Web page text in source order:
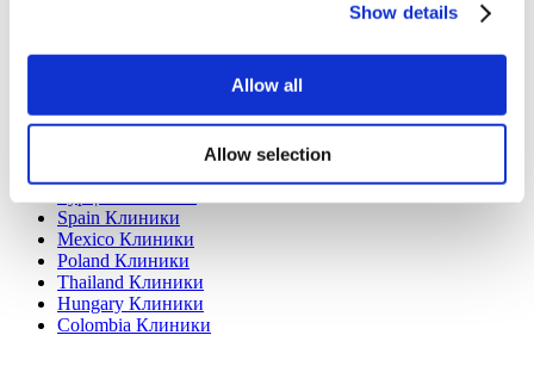
Show details
Allow all
Allow selection
Популярные направления
Spain Клиники
Mexico Клиники
Poland Клиники
Thailand Клиники
Hungary Клиники
Colombia Клиники